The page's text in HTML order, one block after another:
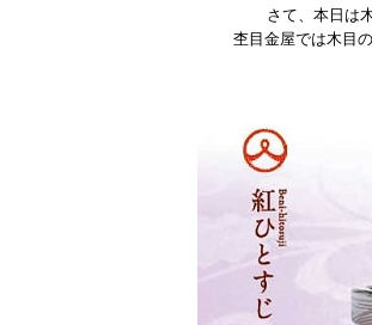
さて、本日は
杢目金屋では木目